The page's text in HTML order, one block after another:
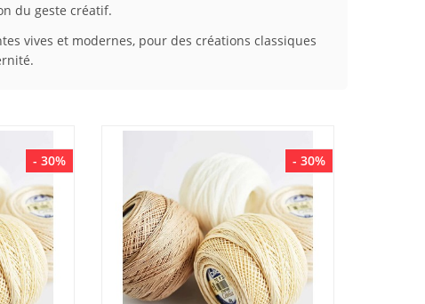
du geste créatif.
vives et modernes, pour des créations classiques
- 30% - 30%